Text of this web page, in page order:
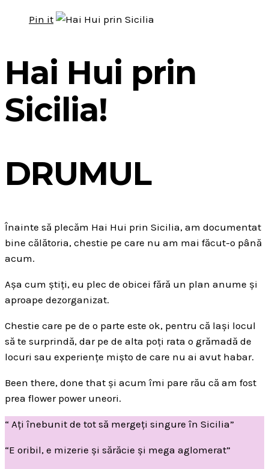
Pin it
Hai Hui prin
Sicilia!
DRUMUL
Înainte să plecăm Hai Hui prin Sicilia, am documentat
bine călătoria, chestie pe care nu am mai făcut-o până
acum.
Așa cum știți, eu plec de obicei fără un plan anume și
aproape dezorganizat.
Chestie care pe de o parte este ok, pentru că lași locul
să te surprindă, dar pe de alta poți rata o grămadă de
locuri sau experiențe mișto de care nu ai avut habar.
Been there, done that și acum îmi pare rău că am fost
prea flower power uneori.
“ Ați înebunit de tot să mergeți singure în Sicilia”
“E oribil, e mizerie și sărăcie și mega aglomerat”